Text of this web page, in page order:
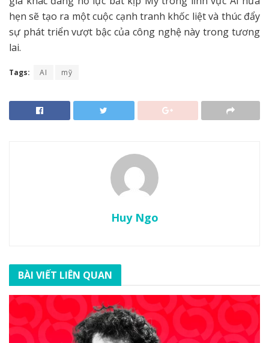
hẹn sẽ tạo ra một cuộc cạnh tranh khốc liệt và thúc đẩy
sự phát triển vượt bậc của công nghệ này trong tương
lai.
Tags: AI mỹ
Huy Ngo
BÀI VIẾT LIÊN QUAN